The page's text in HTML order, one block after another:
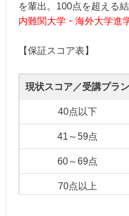
を輩出。100点を超える
内難関大学・海外大学進
【保証スコア表】
現状スコア／受講プラン
40点以下
41～59点
60～69点
70点以上